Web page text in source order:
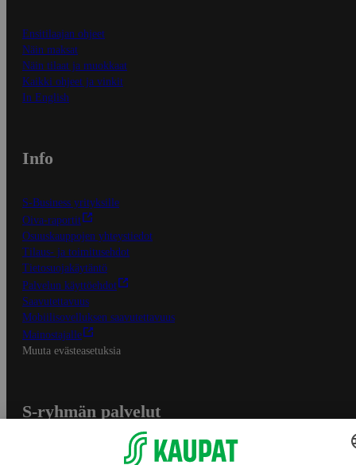
Ensitilaajan ohjeet
Näin maksat
Näin tilaat ja muokkaat
Kaikki ohjeet ja vinkit
In English
Info
S-Business yrityksille
Oiva-raportit
Osuuskauppojen yhteystiedot
Tilaus- ja toimitusehdot
Tietosuojakäytäntö
Palvelun käyttöehdot
Saavutettavuus
Mobiilisovelluksen saavutettavuus
Mainostajalle
Muuta evästeasetuksia
S-ryhmän palvelut